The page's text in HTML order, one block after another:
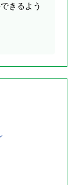
きるよう